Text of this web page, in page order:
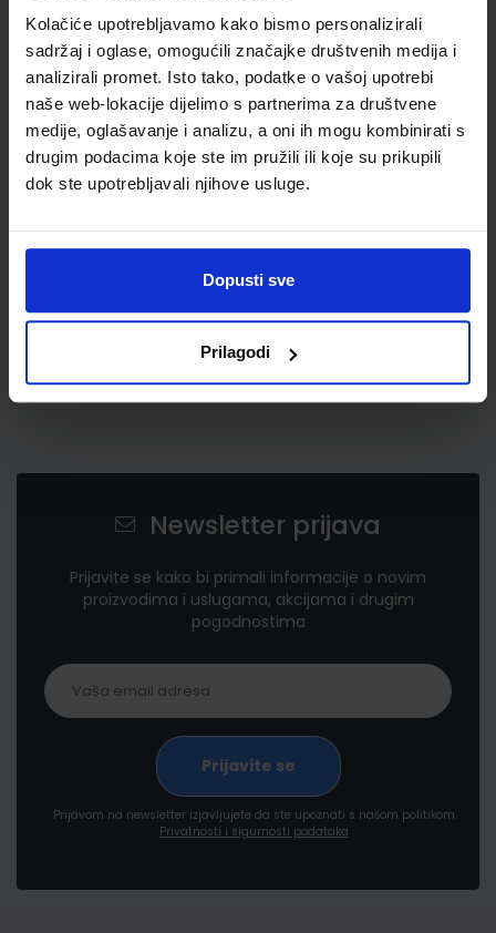
Kolačiće upotrebljavamo kako bismo personalizirali
sadržaj i oglase, omogućili značajke društvenih medija i
analizirali promet. Isto tako, podatke o vašoj upotrebi
naše web-lokacije dijelimo s partnerima za društvene
medije, oglašavanje i analizu, a oni ih mogu kombinirati s
drugim podacima koje ste im pružili ili koje su prikupili
dok ste upotrebljavali njihove usluge.
Dopusti sve
Prilagodi
9,00 €
Newsletter prijava
Prijavite se kako bi primali informacije o novim
proizvodima i uslugama, akcijama i drugim
pogodnostima
Prijavom na newsletter izjavljujete da ste upoznati s našom politikom
Privatnosti i sigurnosti podataka